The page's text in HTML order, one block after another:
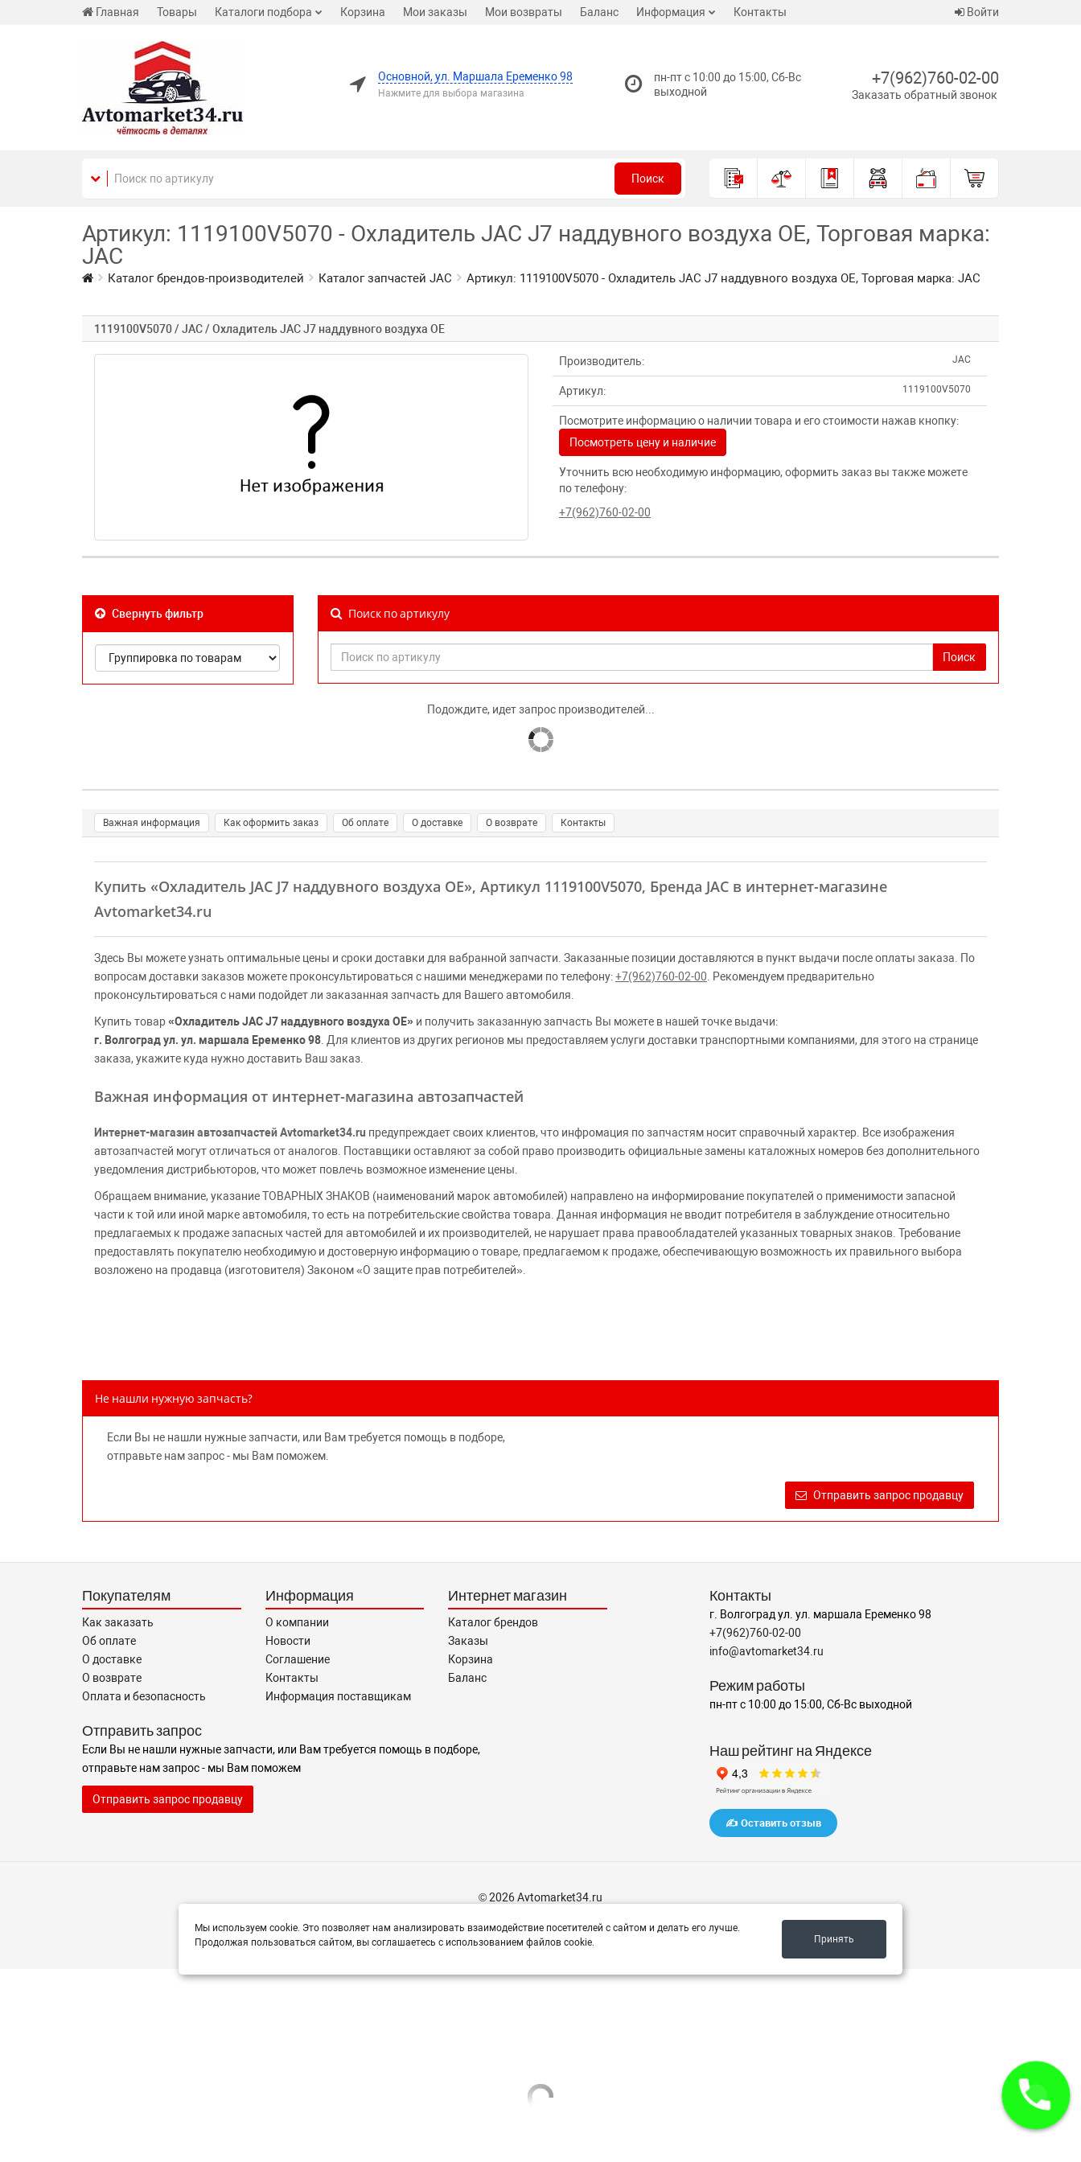
Главная Товары Каталоги подбора Корзина Мои заказы Мои возвраты Баланс Информация Контакты Войти
Основной, ул. Маршала Еременко 98
Нажмите для выбора магазина
пн-пт с 10:00 до 15:00, Сб-Вс
выходной
+7(962)760-02-00
Заказать обратный звонок
Поиск
Артикул: 1119100V5070 - Охладитель JAC J7 наддувного воздуха OE, Торговая марка:
JAC
Каталог брендов-производителей Каталог запчастей JAC Артикул: 1119100V5070 - Охладитель JAC J7 наддувного воздуха OE, Торговая марка: JAC
1119100V5070 / JAC / Охладитель JAC J7 наддувного воздуха OE
Производитель: JAC
Артикул: 1119100V5070
Посмотрите информацию о наличии товара и его стоимости нажав кнопку:
Посмотреть цену и наличие
Уточнить всю необходимую информацию, оформить заказ вы также можете
по телефону:
+7(962)760-02-00
Свернуть фильтр Поиск по артикулу
Поиск
Подождите, идет запрос производителей...
Важная информация Как оформить заказ Об оплате О доставке О возврате Контакты
Купить «Охладитель JAC J7 наддувного воздуха OE», Артикул 1119100V5070, Бренда JAC в интернет-магазине
Avtomarket34.ru
Здесь Вы можете узнать оптимальные цены и сроки доставки для вабранной запчасти. Заказанные позиции доставляются в пункт выдачи после оплаты заказа. По
вопросам доставки заказов можете проконсультироваться с нашими менеджерами по телефону:+7(962)760-02-00 . Рекомендуем предварительно
проконсультироваться с нами подойдет ли заказанная запчасть для Вашего автомобиля.
Купить товар«Охладитель JAC J7 наддувного воздуха OE» и получить заказанную запчасть Вы можете в нашей точке выдачи:
г. Волгоград ул. ул. маршала Еременко 98 . Для клиентов из других регионов мы предоставляем услуги доставки транспортными компаниями, для этого на странице
заказа, укажите куда нужно доставить Ваш заказ.
Важная информация от интернет-магазина автозапчастей
Интернет-магазин автозапчастей Avtomarket34.ru предупреждает своих клиентов, что инфромация по запчастям носит справочный характер. Все изображения
автозапчастей могут отличаться от аналогов. Поставщики оставляют за собой право производить официальные замены каталожных номеров без дополнительного
уведомления дистрибьюторов, что может повлечь возможное изменение цены.
Обращаем внимание, указание ТОВАРНЫХ ЗНАКОВ (наименований марок автомобилей) направлено на информирование покупателей о применимости запасной
части к той или иной марке автомобиля, то есть на потребительские свойства товара. Данная информация не вводит потребителя в заблуждение относительно
предлагаемых к продаже запасных частей для автомобилей и их производителей, не нарушает права правообладателей указанных товарных знаков. Требование
предоставлять покупателю необходимую и достоверную информацию о товаре, предлагаемом к продаже, обеспечивающую возможность их правильного выбора
возложено на продавца (изготовителя) Законом «О защите прав потребителей».
Не нашли нужную запчасть?
Если Вы не нашли нужные запчасти, или Вам требуется помощь в подборе,
отправьте нам запрос - мы Вам поможем.
Отправить запрос продавцу
Покупателям
Как заказать
Об оплате
О доставке
О возврате
Оплата и безопасность
Информация
О компании
Новости
Соглашение
Контакты
Информация поставщикам
Интернет магазин
Каталог брендов
Заказы
Корзина
Баланс
Отправить запрос
Если Вы не нашли нужные запчасти, или Вам требуется помощь в подборе,
отправьте нам запрос - мы Вам поможем
Отправить запрос продавцу
Контакты
г. Волгоград ул. ул. маршала Еременко 98
+7(962)760-02-00
info@avtomarket34.ru
Режим работы
пн-пт с 10:00 до 15:00, Сб-Вс выходной
Наш рейтинг на Яндексе
✍️ Оставить отзыв
© 2026 Avtomarket34.ru
Мы используем cookie. Это позволяет нам анализировать взаимодействие посетителей с сайтом и делать его лучше.
Продолжая пользоваться сайтом, вы соглашаетесь с использованием файлов cookie.
Принять